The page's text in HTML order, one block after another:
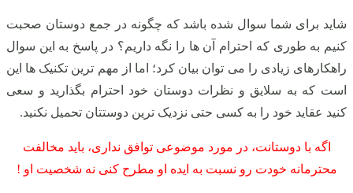
شاید برای شما سوال شده باشد که چگونه در جمع دوستان صحبت
کنیم به طوری که احترام آن ها را نگه داریم؟ در پاسخ به این سوال
راهکارهای زیادی را می توان بیان کرد؛ اما از مهم ترین تکنیک ها این
است که به سلایق و نظرات دوستان خود احترام بگذارید و سعی
کنید عقاید خود را به کسی حتی نزدیک ترین دوستتان تحمیل نکنید.
اگه با دوستانت، در مورد موضوعی توافق نداری، باید مخالفت
محترمانه خودت رو نسبت به ایده او مطرح کنی نه شخصیت او !